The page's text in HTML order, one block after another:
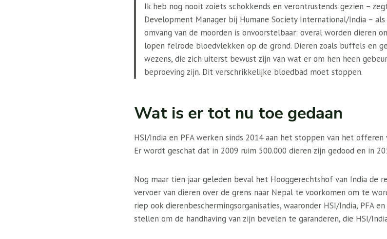
Ik heb nog nooit zoiets schokkends en verontrustends gezien –
Development Manager bij Humane Society International/India – als
omvang van de moorden is onvoorstelbaar: overal worden dieren
lopen felrode bloedvlekken op de grond. Dieren zoals buffels en
wezens, die zich uiterst bewust zijn van wat er om hen heen
beproeving zijn. Dit verschrikkelijke bloedbad moet stoppen.
Wat is er tot nu toe gedaan
HSI/India en PFA werken sinds 2014 aan het stoppen van het offeren
Er wordt geschat dat in 2009 ruim 500.000 dieren zijn gedood en in
Nog maar tien jaar geleden beval het Hooggerechtshof van India de
vervoer van dieren over de grens naar Nepal te voorkomen om te
riep ook dierenbeschermingsorganisaties, waaronder HSI/India, PFA
stellen om de handhaving van zijn bevelen te garanderen, die HSI/